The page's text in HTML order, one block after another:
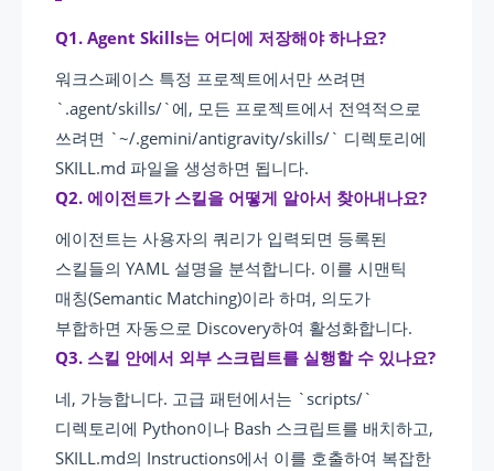
Q1. Agent Skills는 어디에 저장해야 하나요?
워크스페이스 특정 프로젝트에서만 쓰려면
`.agent/skills/`에, 모든 프로젝트에서 전역적으로
쓰려면 `~/.gemini/antigravity/skills/` 디렉토리에
SKILL.md 파일을 생성하면 됩니다.
Q2. 에이전트가 스킬을 어떻게 알아서 찾아내나요?
에이전트는 사용자의 쿼리가 입력되면 등록된
스킬들의 YAML 설명을 분석합니다. 이를 시맨틱
매칭(Semantic Matching)이라 하며, 의도가
부합하면 자동으로 Discovery하여 활성화합니다.
Q3. 스킬 안에서 외부 스크립트를 실행할 수 있나요?
네, 가능합니다. 고급 패턴에서는 `scripts/`
디렉토리에 Python이나 Bash 스크립트를 배치하고,
SKILL.md의 Instructions에서 이를 호출하여 복잡한